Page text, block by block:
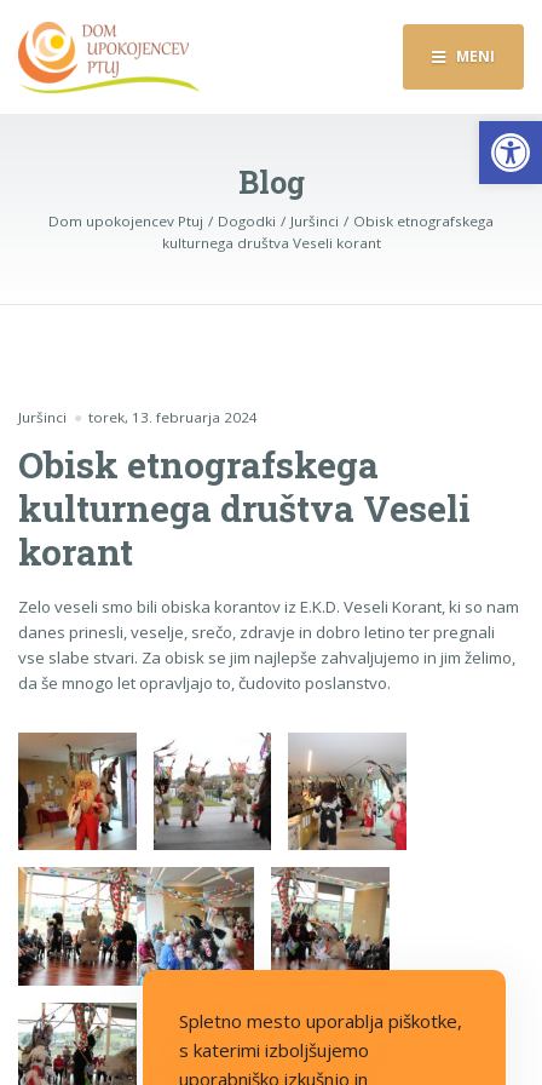
MENI
Blog
Dom upokojencev Ptuj Dogodki Juršinci
Obisk etnografskega
kulturnega društva Veseli korant
Juršinci torek, 13. februarja 2024
Obisk etnografskega
kulturnega društva Veseli
korant
Zelo veseli smo bili obiska korantov iz E.K.D. Veseli Korant, ki so nam
danes prinesli, veselje, srečo, zdravje in dobro letino ter pregnali
vse slabe stvari. Za obisk se jim najlepše zahvaljujemo in jim želimo,
da še mnogo let opravljajo to, čudovito poslanstvo.
Spletno mesto uporablja piškotke,
s katerimi izboljšujemo
uporabniško izkušnjo in